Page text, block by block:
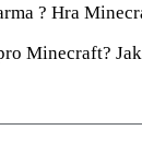
? Hra
Minecraft?